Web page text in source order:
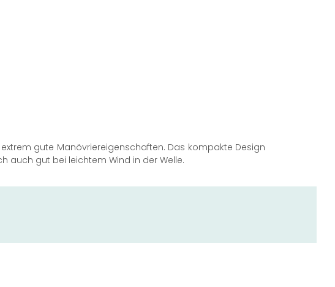
gute Manövriereigenschaften. Das kompakte Design
auch gut bei leichtem Wind in der Welle.